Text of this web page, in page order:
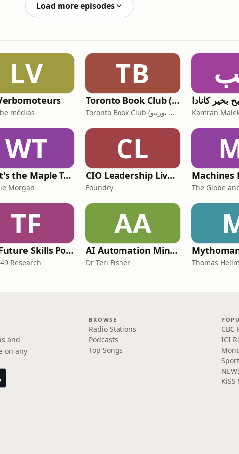
Load more episodes
LV
médias
TB
Toronto Book Club (‫کانون کتاب تورنتو‬‎)
Toronto Book Club (‫کانون کتاب تورنتو‬‎)
بخیر کانادا
Kamran
WT
What's the Maple Tea?!
Morgan
CL
CIO Leadership Live: Canada
Foundry
Machines
The Globe
TF
The Future Skills Podcast
Research
AA
AI Automation Minute
Dr Teri Fisher Thomas
and
on any
BROWSE
Radio Stations
Podcasts
Top Songs
CBC
ICI
KiSS